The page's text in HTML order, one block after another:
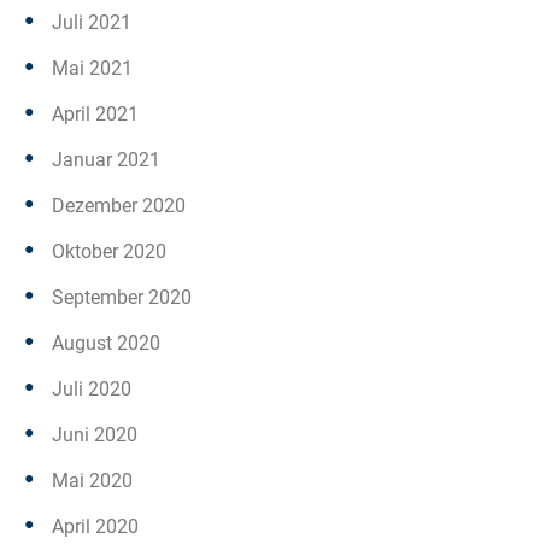
Juli 2021
Mai 2021
April 2021
Januar 2021
Dezember 2020
Oktober 2020
September 2020
August 2020
Juli 2020
Juni 2020
Mai 2020
April 2020